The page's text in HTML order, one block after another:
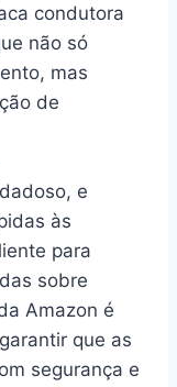
condutora
não só
mas
de
e
às
para
sobre
Amazon é
que as
segurança e